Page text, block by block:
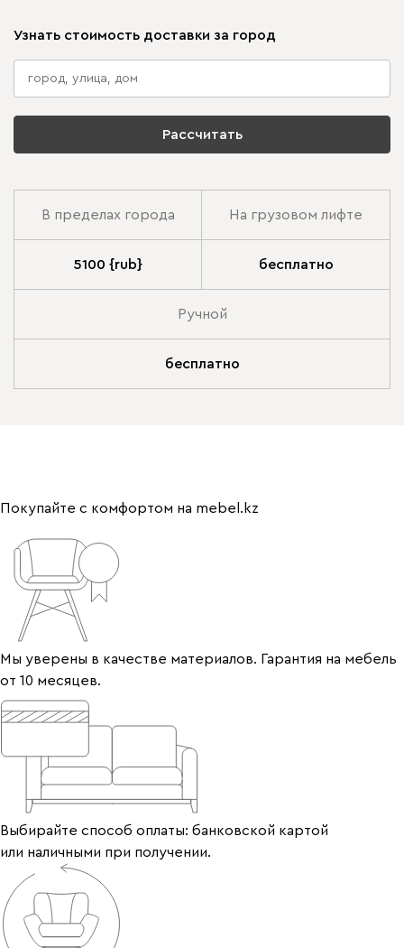
Узнать стоимость доставки за город
Рассчитать
В пределах города На грузовом лифте
5100 {rub} бесплатно
Ручной
бесплатно
Покупайте с комфортом на mebel.kz
Мы уверены в качестве материалов. Гарантия на мебель
от 10 месяцев.
Выбирайте способ оплаты: банковской картой
или наличными при получении.